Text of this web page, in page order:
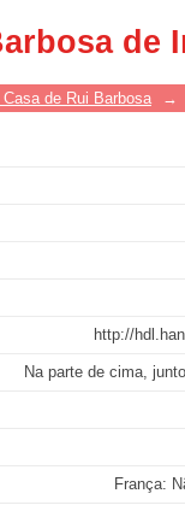
de
parte
Casa de Rui Barbosa →
http://
Na parte de cima,
França: